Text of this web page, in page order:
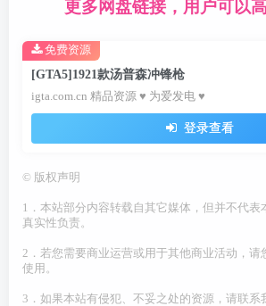
更多网盘链接，用户可以
[GTA5]1921款汤普森冲锋枪
igta.com.cn 精品资源 ♥ 为爱发电 ♥
登录查看
免费资源
© 版权声明
1．本站部分内容转载自其它媒体，但并不代表
真实性负责。
2．若您需要商业运营或用于其他商业活动，请
使用。
3．如果本站有侵犯、不妥之处的资源，请联系